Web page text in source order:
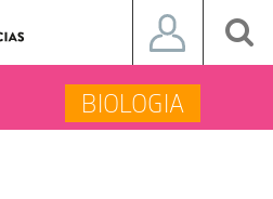
BIOLOGIA